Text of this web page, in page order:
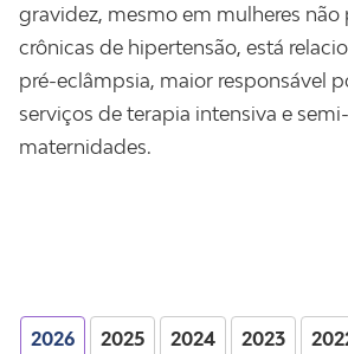
gravidez, mesmo em mulheres não
crônicas de hipertensão, está
pré-eclâmpsia, maior responsável
serviços de terapia intensiva e
maternidades.
2026 2025 2024 2023